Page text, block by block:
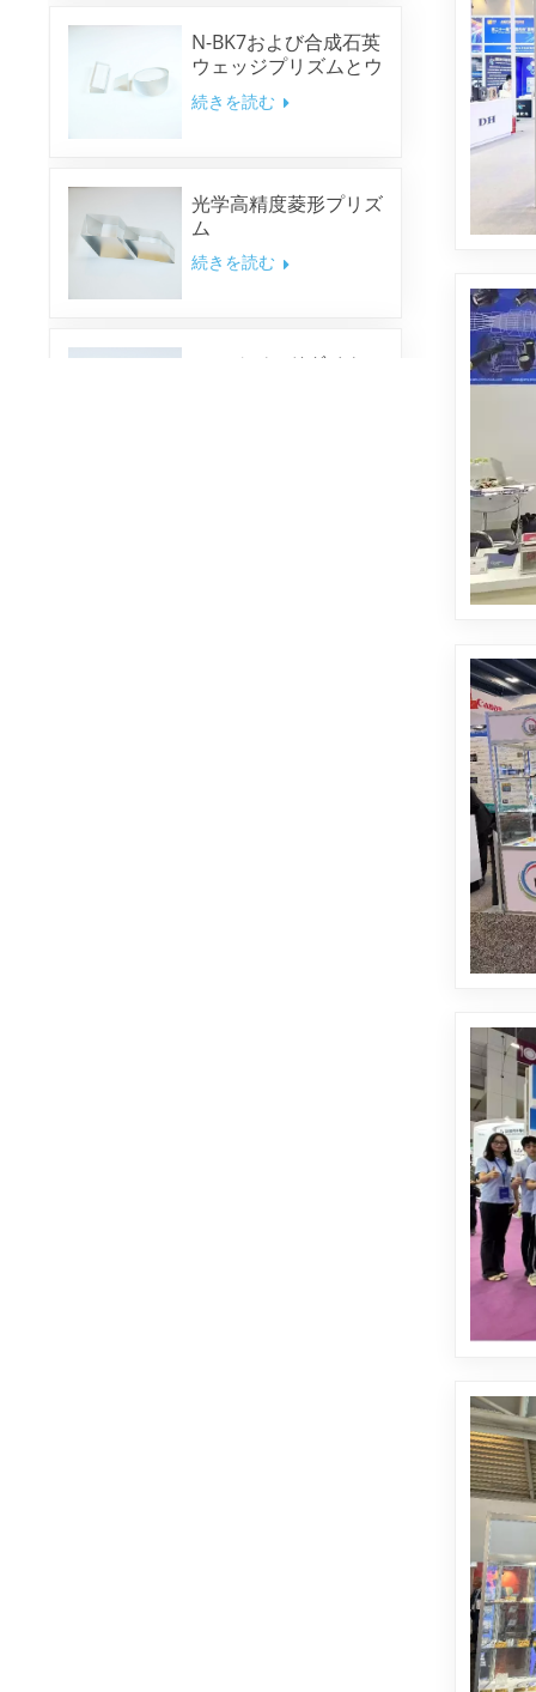
N-BK7および合成石英
ウェッジプリズムとウ
ェッジウィンドウ
続きを読む
光学高精度菱形プリズ
ム
続きを読む
マルチバンドダイクロ